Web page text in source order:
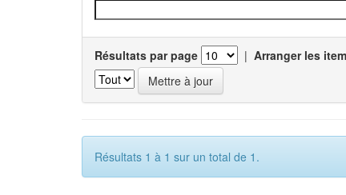
Résultats par page | Arranger les
Résultats 1 à 1 sur un total de 1.